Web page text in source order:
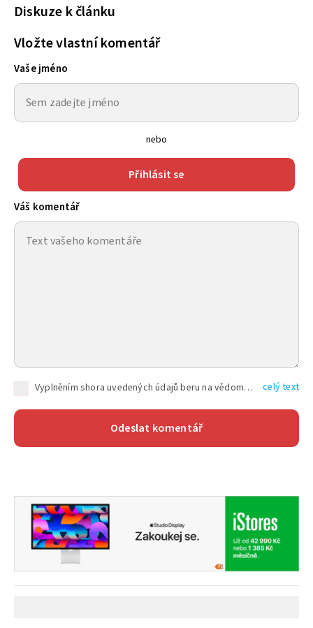
Diskuze k článku
Vložte vlastní komentář
Vaše jméno
nebo
Přihlásit se
Váš komentář
Vyplněním shora uvedených údajů beru na vědomí, že společnost TEXT FACTORY s.r.o., sídlem Brno, Durďákova 336/29, Černá Pole, PSČ: 613 00, IČ: 06157831, zapsané u Krajského soudu v Brně, oddíl C, vložka 100399, bude zpracovávat mé osobní údaje uvedené v rámci mnou vyplněného registračního formuláře na základě oprávněných zájmů TEXT FACTORY s.r.o. dle čl. 6 odst. 1 písm. f) GDPR a pro splnění právních povinností (čl. 6 odst. 1 písm. c) GDPR), a to pro tyto účely: nezbytnost zajistit oprávnění návštěvníka webových stránek provozovaných společností TEXT FACTORY s.r.o. přispívat aktivně ke zveřejněným článkům nebo v rámci diskusních fór a výkon práv TEXT FACTORY s.r.o. jako administrátora těchto diskusních fór. Více informací o zpracování osobních údajů a právech lze nalézt v celý text